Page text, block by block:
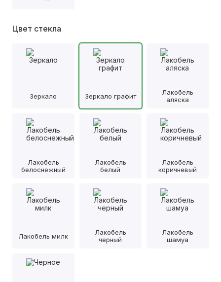
Цвет стекла
Зеркало Зеркало графит
Лакобель
аляска
Лакобель
белоснежный
Лакобель
белый
Лакобель
коричневый
Лакобель милк
Лакобель
черный
Лакобель
шамуа